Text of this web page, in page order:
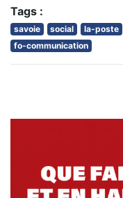
Tags :
savoie social la-poste
fo-communication